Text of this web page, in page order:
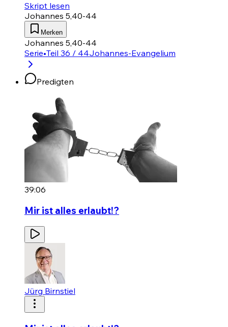
Skript lesen
Johannes 5,40-44
Merken
Johannes 5,40-44
Serie•Teil 36 / 44Johannes-Evangelium
Predigten
39:06
Mir ist alles erlaubt!?
Jürg Birnstiel